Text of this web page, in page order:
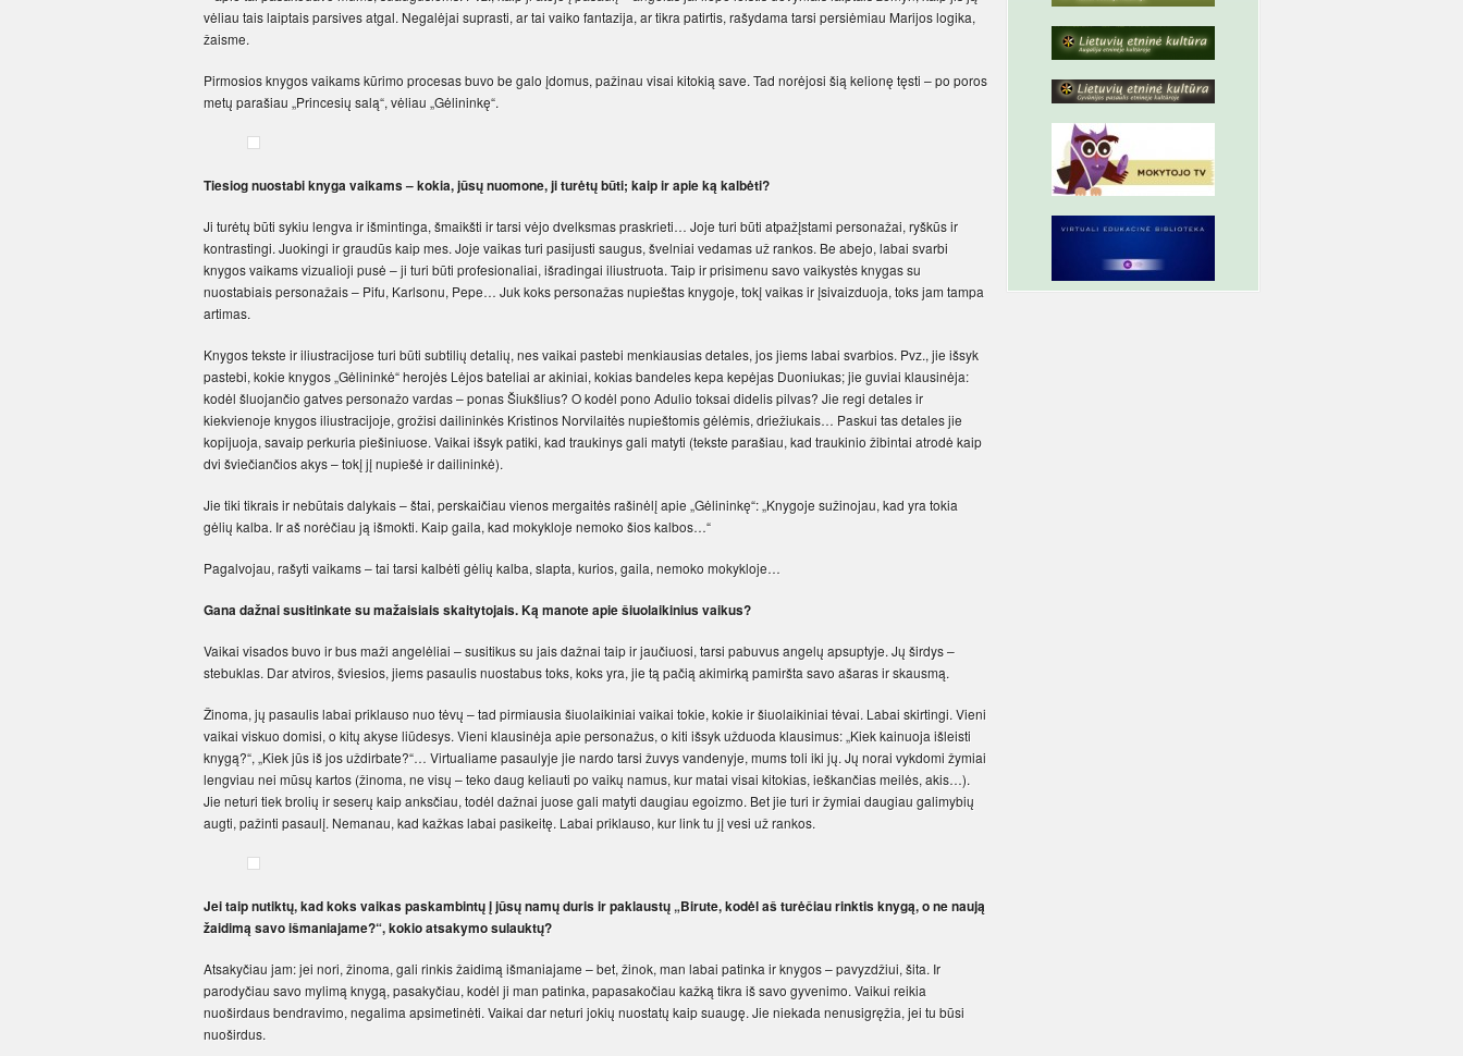
vėliau tais laiptais parsives atgal. Negalėjai suprasti, ar tai vaiko fantazija, ar tikra patirtis, rašydama tarsi persiėmiau Marijos logika,
žaisme.
Pirmosios knygos vaikams kūrimo procesas buvo be galo įdomus, pažinau visai kitokią save. Tad norėjosi šią kelionę tęsti – po poros
metų parašiau „Princesių salą“, vėliau „Gėlininkę“.
Tiesiog nuostabi knyga vaikams – kokia, jūsų nuomone, ji turėtų būti; kaip ir apie ką kalbėti?
Ji turėtų būti sykiu lengva ir išmintinga, šmaikšti ir tarsi vėjo dvelksmas praskrieti… Joje turi būti atpažįstami personažai, ryškūs ir
kontrastingi. Juokingi ir graudūs kaip mes. Joje vaikas turi pasijusti saugus, švelniai vedamas už rankos. Be abejo, labai svarbi
knygos vaikams vizualioji pusė – ji turi būti profesionaliai, išradingai iliustruota. Taip ir prisimenu savo vaikystės knygas su
nuostabiais personažais – Pifu, Karlsonu, Pepe… Juk koks personažas nupieštas knygoje, tokį vaikas ir įsivaizduoja, toks jam tampa
artimas.
Knygos tekste ir iliustracijose turi būti subtilių detalių, nes vaikai pastebi menkiausias detales, jos jiems labai svarbios. Pvz., jie išsyk
pastebi, kokie knygos „Gėlininkė“ herojės Lėjos bateliai ar akiniai, kokias bandeles kepa kepėjas Duoniukas; jie guviai klausinėja:
kodėl šluojančio gatves personažo vardas – ponas Šiukšlius? O kodėl pono Adulio toksai didelis pilvas? Jie regi detales ir
kiekvienoje knygos iliustracijoje, grožisi dailininkės Kristinos Norvilaitės nupieštomis gėlėmis, driežiukais… Paskui tas detales jie
kopijuoja, savaip perkuria piešiniuose. Vaikai išsyk patiki, kad traukinys gali matyti (tekste parašiau, kad traukinio žibintai atrodė kaip
dvi šviečiančios akys – tokį jį nupiešė ir dailininkė).
Jie tiki tikrais ir nebūtais dalykais – štai, perskaičiau vienos mergaitės rašinėlį apie „Gėlininkę“: „Knygoje sužinojau, kad yra tokia
gėlių kalba. Ir aš norėčiau ją išmokti. Kaip gaila, kad mokykloje nemoko šios kalbos…“
Pagalvojau, rašyti vaikams – tai tarsi kalbėti gėlių kalba, slapta, kurios, gaila, nemoko mokykloje…
Gana dažnai susitinkate su mažaisiais skaitytojais. Ką manote apie šiuolaikinius vaikus?
Vaikai visados buvo ir bus maži angelėliai – susitikus su jais dažnai taip ir jaučiuosi, tarsi pabuvus angelų apsuptyje. Jų širdys –
stebuklas. Dar atviros, šviesios, jiems pasaulis nuostabus toks, koks yra, jie tą pačią akimirką pamiršta savo ašaras ir skausmą.
Žinoma, jų pasaulis labai priklauso nuo tėvų – tad pirmiausia šiuolaikiniai vaikai tokie, kokie ir šiuolaikiniai tėvai. Labai skirtingi. Vieni
vaikai viskuo domisi, o kitų akyse liūdesys. Vieni klausinėja apie personažus, o kiti išsyk užduoda klausimus: „Kiek kainuoja išleisti
knygą?“, „Kiek jūs iš jos uždirbate?“… Virtualiame pasaulyje jie nardo tarsi žuvys vandenyje, mums toli iki jų. Jų norai vykdomi žymiai
lengviau nei mūsų kartos (žinoma, ne visų – teko daug keliauti po vaikų namus, kur matai visai kitokias, ieškančias meilės, akis…).
Jie neturi tiek brolių ir seserų kaip anksčiau, todėl dažnai juose gali matyti daugiau egoizmo. Bet jie turi ir žymiai daugiau galimybių
augti, pažinti pasaulį. Nemanau, kad kažkas labai pasikeitę. Labai priklauso, kur link tu jį vesi už rankos.
Jei taip nutiktų, kad koks vaikas paskambintų į jūsų namų duris ir paklaustų „Birute, kodėl aš turėčiau rinktis knygą, o ne naują
žaidimą savo išmaniajame?“, kokio atsakymo sulauktų?
Atsakyčiau jam: jei nori, žinoma, gali rinkis žaidimą išmaniajame – bet, žinok, man labai patinka ir knygos – pavyzdžiui, šita. Ir
parodyčiau savo mylimą knygą, pasakyčiau, kodėl ji man patinka, papasakočiau kažką tikra iš savo gyvenimo. Vaikui reikia
nuoširdaus bendravimo, negalima apsimetinėti. Vaikai dar neturi jokių nuostatų kaip suaugę. Jie niekada nenusigręžia, jei tu būsi
nuoširdus.